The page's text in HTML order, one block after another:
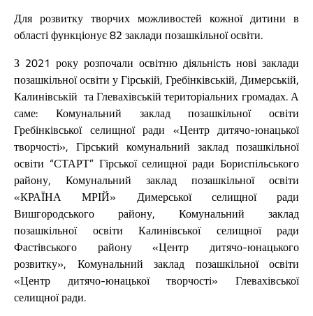
Для розвитку творчих можливостей кожної дитини в
області функціонує 82 заклади позашкільної освіти.
З 2021 року розпочали освітню діяльність нові заклади
позашкільної освіти у Гірській, Гребінківській, Димерській,
Калинівській та Глевахівській територіальних громадах. А
саме: Комунальний заклад позашкільної освіти
Гребінківської селищної ради «Центр дитячо-юнацької
творчості», Гірський комунальний заклад позашкільної
освіти “СТАРТ” Гірської селищної ради Бориспільського
району, Комунальний заклад позашкільної освіти
«КРАЇНА МРІЙ» Димерської селищної ради
Вишгородського району, Комунальний заклад
позашкільної освіти Калинівської селищної ради
Фастівського району «Центр дитячо-юнацького
розвитку», Комунальний заклад позашкільної освіти
«Центр дитячо-юнацької творчості» Глевахівської
селищної ради.